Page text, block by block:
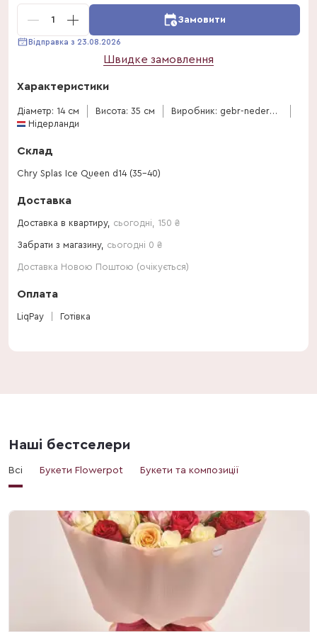
1 Замовити
Відправка з 23.08.2026
Швидке замовлення
Характеристики
Діаметр: 14 см Висота: 35 см
Виробник: gebr-nederpel
Нідерланди
Склад
Chry Splas Ice Queen d14 (35-40)
Доставка
Доставка в квартиру, сьогодні 150 ₴
Забрати з магазину, сьогодні 0 ₴
Доставка Новою Поштою (очікується)
Оплата
LiqPay Готівка
Наші бестселери
Всі Букети Flowerpot Букети та композиції